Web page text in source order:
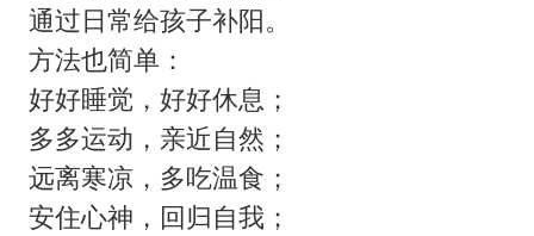
通过日常给孩子补阳。
方法也简单：
好好睡觉，好好休息；
多多运动，亲近自然；
远离寒凉，多吃温食；
安住心神，回归自我；